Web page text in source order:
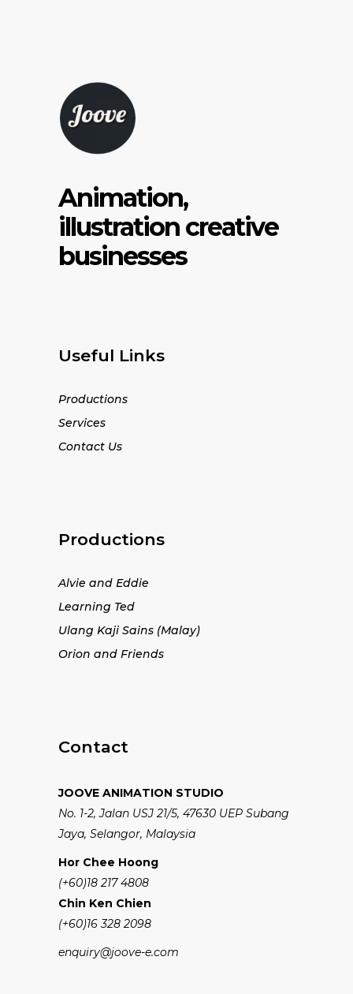
Animation,
illustration creative
businesses
Useful Links
Productions
Services
Contact Us
Productions
Alvie and Eddie
Learning Ted
Ulang Kaji Sains (Malay)
Orion and Friends
Contact
JOOVE ANIMATION STUDIO
No. 1-2, Jalan USJ 21/5, 47630 UEP Subang
Jaya, Selangor, Malaysia
Hor Chee Hoong
(+60)18 217 4808
Chin Ken Chien
(+60)16 328 2098
enquiry@joove-e.com